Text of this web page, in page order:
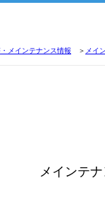
メインテナンス情報 ＞ メイ
メインテ